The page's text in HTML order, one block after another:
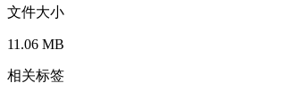
文件大小
11.06 MB
相关标签